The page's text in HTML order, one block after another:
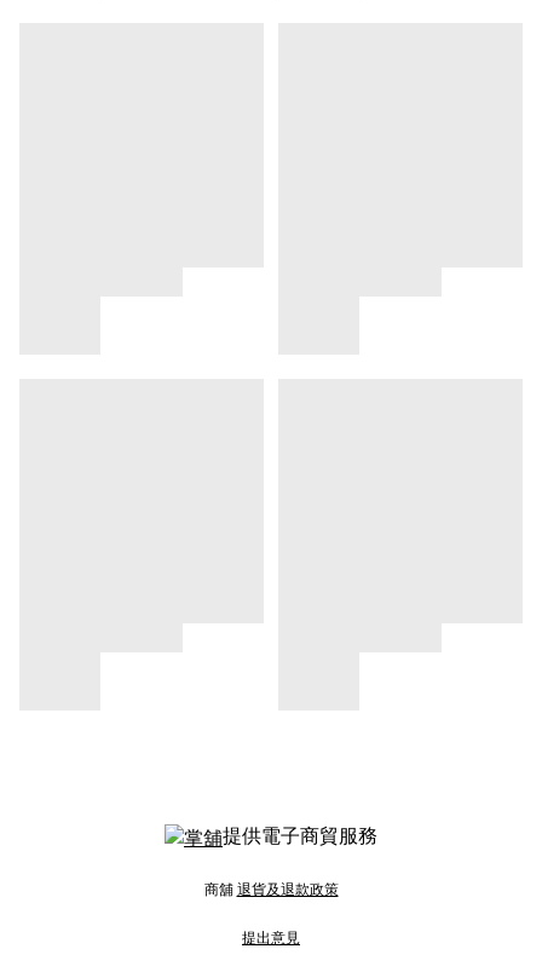
提供電子商貿服務
商舖 退貨及退款政策
提出意見